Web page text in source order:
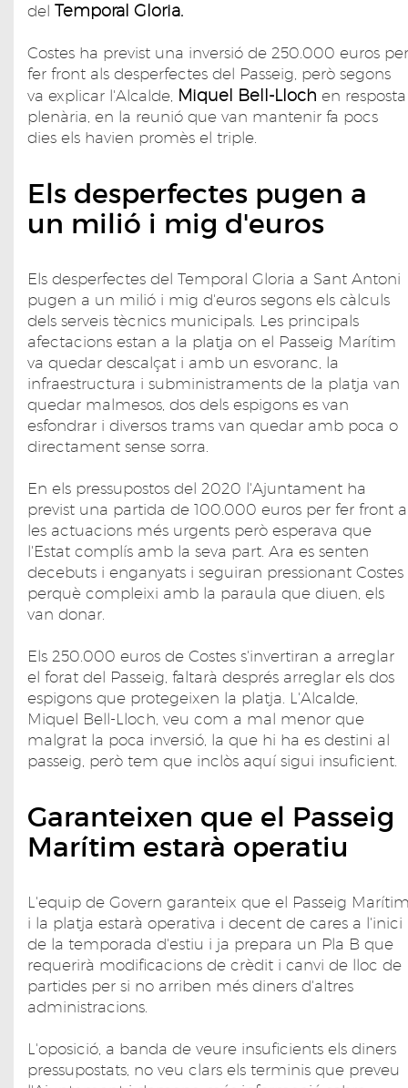
del Temporal Gloria.
Costes ha previst una inversió de 250.000 euros per
fer front als desperfectes del Passeig, però segons
va explicar l'Alcalde, Miquel Bell-Lloch en resposta
plenària, en la reunió que van mantenir fa pocs
dies els havien promès el triple.
Els desperfectes pugen a
un milió i mig d'euros
Els desperfectes del Temporal Gloria a Sant Antoni
pugen a un milió i mig d'euros segons els càlculs
dels serveis tècnics municipals. Les principals
afectacions estan a la platja on el Passeig Marítim
va quedar descalçat i amb un esvoranc, la
infraestructura i subministraments de la platja van
quedar malmesos, dos dels espigons es van
esfondrar i diversos trams van quedar amb poca o
directament sense sorra.
En els pressupostos del 2020 l'Ajuntament ha
previst una partida de 100.000 euros per fer front a
les actuacions més urgents però esperava que
l'Estat complís amb la seva part. Ara es senten
decebuts i enganyats i seguiran pressionant Costes
perquè compleixi amb la paraula que diuen, els
van donar.
Els 250.000 euros de Costes s'invertiran a arreglar
el forat del Passeig, faltarà després arreglar els dos
espigons que protegeixen la platja. L'Alcalde,
Miquel Bell-Lloch, veu com a mal menor que
malgrat la poca inversió, la que hi ha es destini al
passeig, però tem que inclòs aquí sigui insuficient.
Garanteixen que el Passeig
Marítim estarà operatiu
L'equip de Govern garanteix que el Passeig
i la platja estarà operativa i decent de cares a l'inici
de la temporada d'estiu i ja prepara un Pla B que
requerirà modificacions de crèdit i canvi de lloc de
partides per si no arriben més diners d'altres
administracions.
L'oposició, a banda de veure insuficients els diners
pressupostats, no veu clars els terminis que preveu